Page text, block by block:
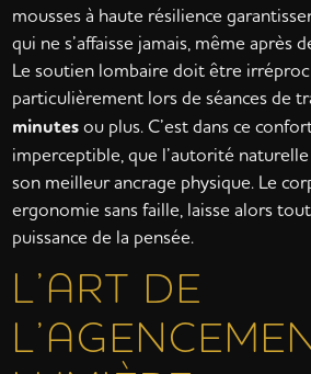
mousses à haute résilience
qui ne s’affaisse jamais, même après
Le soutien lombaire doit être
particulièrement lors de séances de
minutesou plus. C’est dans ce
imperceptible, que l’autorité
son meilleur ancrage physique. Le
ergonomie sans faille, laisse alors
puissance de la pensée.
L’ART DE